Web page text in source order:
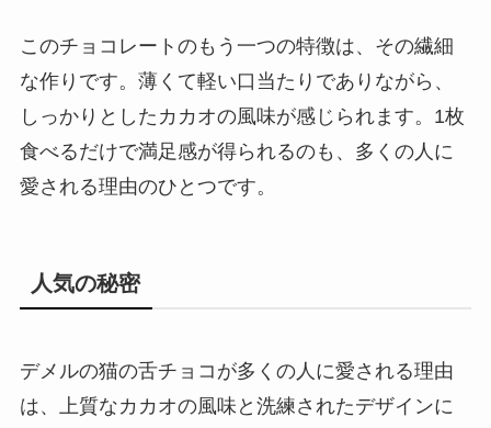
このチョコレートのもう一つの特徴は、その繊細
な作りです。薄くて軽い口当たりでありながら、
しっかりとしたカカオの風味が感じられます。1枚
食べるだけで満足感が得られるのも、多くの人に
愛される理由のひとつです。
人気の秘密
デメルの猫の舌チョコが多くの人に愛される理由
は、上質なカカオの風味と洗練されたデザインに